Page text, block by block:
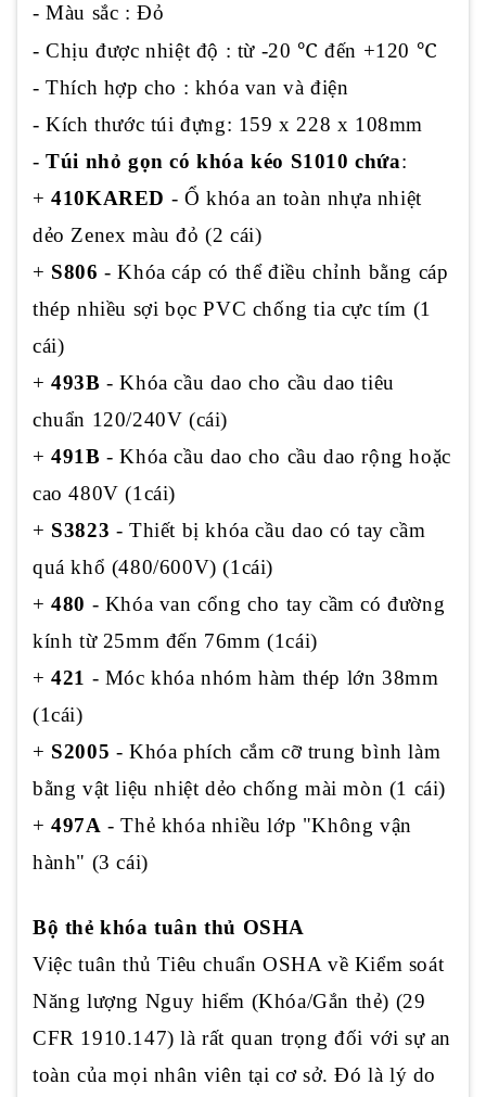
- Màu sắc : Đỏ
- Chịu được nhiệt độ : từ -20 ℃ đến +120 ℃
- Thích hợp cho : khóa van và điện
- Kích thước túi đựng: 159 x 228 x 108mm
-Túi nhỏ gọn có khóa kéo S1010 chứa:
+410KARED - Ổ khóa an toàn nhựa nhiệt
dẻo Zenex màu đỏ (2 cái)
+ S806 - Khóa cáp có thể điều chỉnh bằng cáp
thép nhiều sợi bọc PVC chống tia cực tím (1
cái)
+493B - Khóa cầu dao cho cầu dao tiêu
chuẩn 120/240V (cái)
+491B - Khóa cầu dao cho cầu dao rộng hoặc
cao 480V (1cái)
+ S3823 - Thiết bị khóa cầu dao có tay cầm
quá khổ (480/600V) (1cái)
+480 - Khóa van cổng cho tay cầm có đường
kính từ 25mm đến 76mm (1cái)
+421 - Móc khóa nhóm hàm thép lớn 38mm
(1cái)
+ S2005 - Khóa phích cắm cỡ trung bình làm
bằng vật liệu nhiệt dẻo chống mài mòn (1 cái)
+497A - Thẻ khóa nhiều lớp "Không vận
hành" (3 cái)
Bộ thẻ khóa tuân thủ OSHA
Việc tuân thủ Tiêu chuẩn OSHA về Kiểm soát
Năng lượng Nguy hiểm (Khóa/Gắn thẻ) (29
CFR 1910.147) là rất quan trọng đối với sự an
toàn của mọi nhân viên tại cơ sở. Đó là lý do